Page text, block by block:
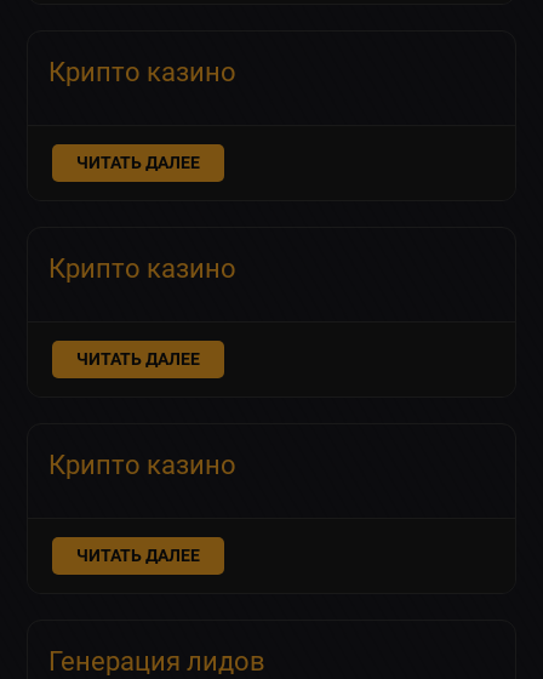
Крипто казино
ЧИТАТЬ ДАЛЕЕ
Крипто казино
ЧИТАТЬ ДАЛЕЕ
Крипто казино
ЧИТАТЬ ДАЛЕЕ
Генерация лидов